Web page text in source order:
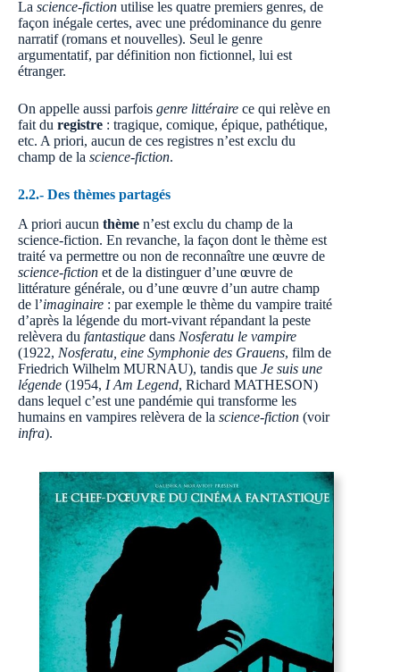
La science-fiction utilise les quatre premiers genres, de
façon inégale certes, avec une prédominance du genre
narratif (romans et nouvelles). Seul le genre
argumentatif, par définition non fictionnel, lui est
étranger.
On appelle aussi parfois genre littéraire ce qui relève en
fait du registre : tragique, comique, épique, pathétique,
etc. A priori, aucun de ces registres n’est exclu du
champ de la science-fiction.
2.2.- Des thèmes partagés
A priori aucun thème n’est exclu du champ de la
science-fiction. En revanche, la façon dont le thème est
traité va permettre ou non de reconnaître une œuvre de
science-fiction et de la distinguer d’une œuvre de
littérature générale, ou d’une œuvre d’un autre champ
de l’imaginaire : par exemple le thème du vampire traité
d’après la légende du mort-vivant répandant la peste
relèvera du fantastique dans Nosferatu le vampire
(1922, Nosferatu, eine Symphonie des Grauens, film de
Friedrich Wilhelm MURNAU), tandis que Je suis une
légende (1954, I Am Legend, Richard MATHESON)
dans lequel c’est une pandémie qui transforme les
humains en vampires relèvera de la science-fiction (voir
infra).